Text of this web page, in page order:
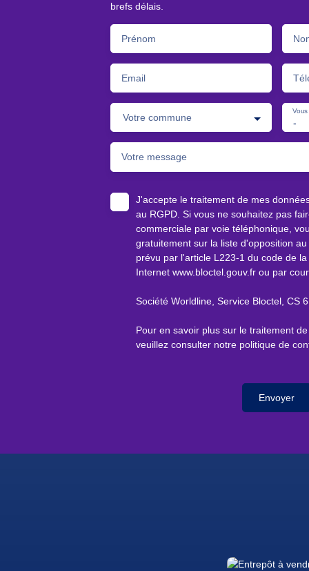
brefs délais.
Prénom
Email
Votre commune -
Votre message
J'accepte le traitement de mes
au RGPD. Si vous ne souhaitez pas
commerciale par voie téléphonique,
gratuitement sur la liste d'opposition
prévu par l'article L223-1 du code de
Internet www.bloctel.gouv.fr ou par
Société Worldline, Service Bloctel, CS
Pour en savoir plus sur le traitement
veuillez consulter notre politique de
Envoyer